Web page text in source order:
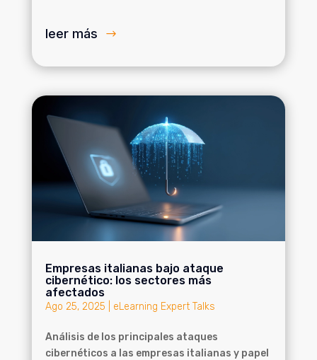
leer más
Empresas italianas bajo ataque
cibernético: los sectores más
afectados
Ago 25, 2025 eLearning Expert Talks
Análisis de los principales ataques
cibernéticos a las empresas italianas y papel